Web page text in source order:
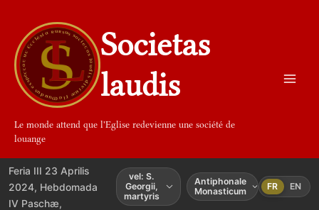
contenu
Societas
laudis
Le monde attend que l'Eglise redevienne une société de
louange
Feria III 23 Aprilis
2024, Hebdomada
IV Paschæ,
vel: S.
Georgii,
martyris
Antiphonale
Monasticum
FR EN